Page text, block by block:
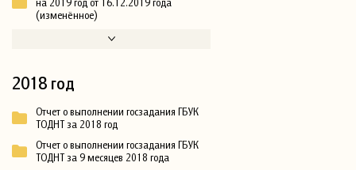
(изменённое)
2018 год
Отчет о выполнении госзадания ГБУК
ТОДНТ за 2018 год
Отчет о выполнении госзадания ГБУК
ТОДНТ за 9 месяцев 2018 года